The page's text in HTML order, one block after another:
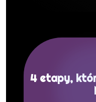
4 etapy,